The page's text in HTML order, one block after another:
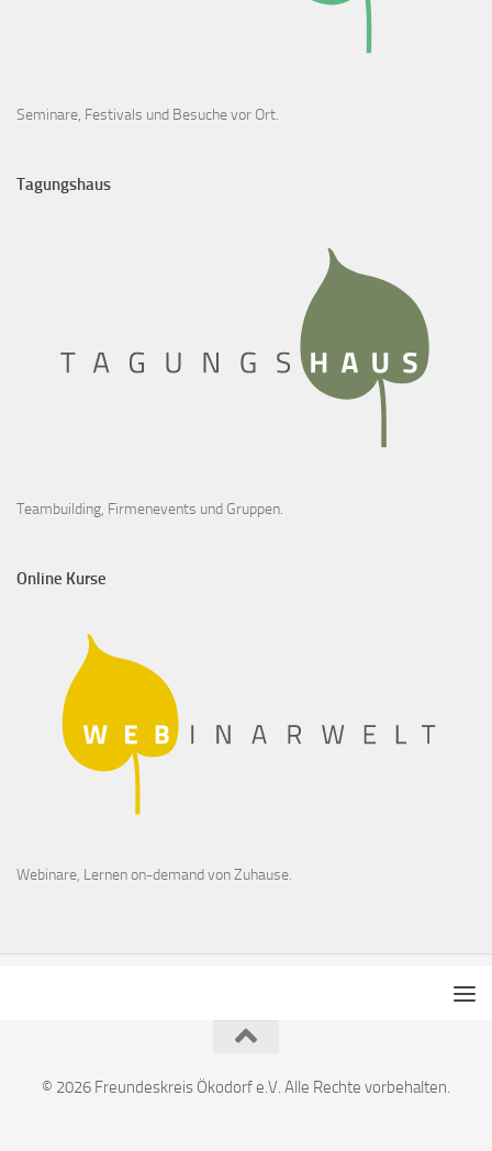
Seminare, Festivals und Besuche vor Ort.
Tagungshaus
Teambuilding, Firmenevents und Gruppen.
Online Kurse
Webinare, Lernen on-demand von Zuhause.
© 2026 Freundeskreis Ökodorf e.V. Alle Rechte vorbehalten.